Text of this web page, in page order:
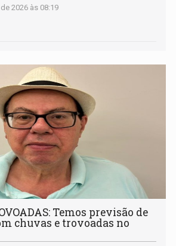
2026 às 08:19
Temos previsão de
chuvas e trovoadas no